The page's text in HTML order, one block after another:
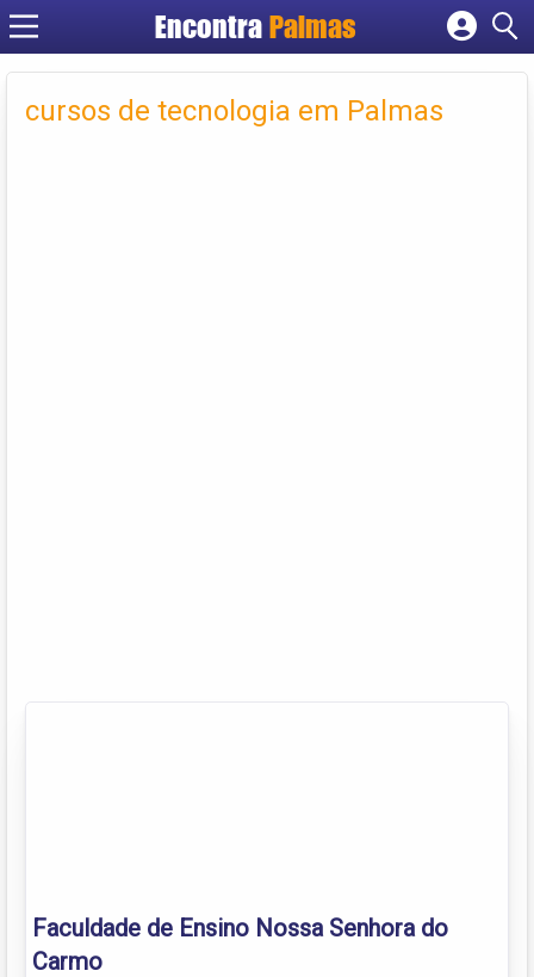
Encontra Palmas
Cadastrar empresa
Criar conta
cursos de tecnologia em Palmas
Faculdade de Ensino Nossa Senhora do
Carmo